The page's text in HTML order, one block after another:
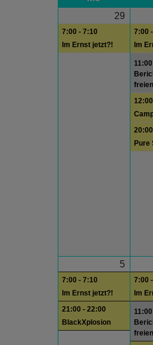
29
7:00 - 7:10
Im Ernst jetzt?!
7:00
Im
Pure
5
7:00 - 7:10
Im Ernst jetzt?!
21:00 - 22:00
BlackXplosion
7:00
Im